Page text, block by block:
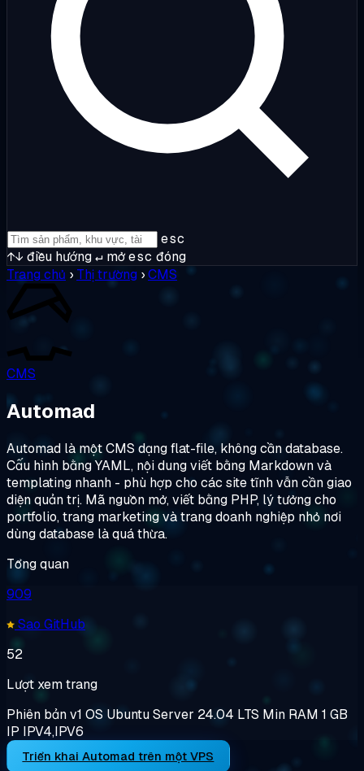
esc
↑↓ điều hướng↵ mởesc đóng
Trang chủ › Thị trường ›CMS
CMS
Automad
Automad là một CMS dạng flat-file, không cần database.
Cấu hình bằng YAML, nội dung viết bằng Markdown và
templating nhanh - phù hợp cho các site tĩnh vẫn cần giao
diện quản trị. Mã nguồn mở, viết bằng PHP, lý tưởng cho
portfolio, trang marketing và trang doanh nghiệp nhỏ nơi
dùng database là quá thừa.
Tổng quan
909
Sao GitHub
52
Lượt xem trang
Phiên bảnv1 OS Ubuntu Server 24.04 LTS Min RAM 1 GB
IP IPV4,IPV6
Triển khai Automad trên một VPS